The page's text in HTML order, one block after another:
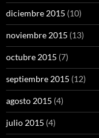
diciembre 2015 (10)
noviembre 2015 (13)
octubre 2015 (7)
septiembre 2015 (12)
agosto 2015 (4)
julio 2015 (4)